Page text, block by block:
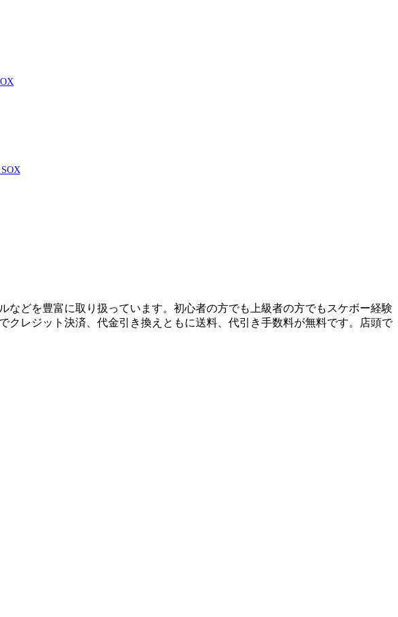
どを豊富に取り扱っています。初心者の方でも上級者の方でもスケボー経験
レジット決済、代金引き換えともに送料、代引き手数料が無料です。店頭で